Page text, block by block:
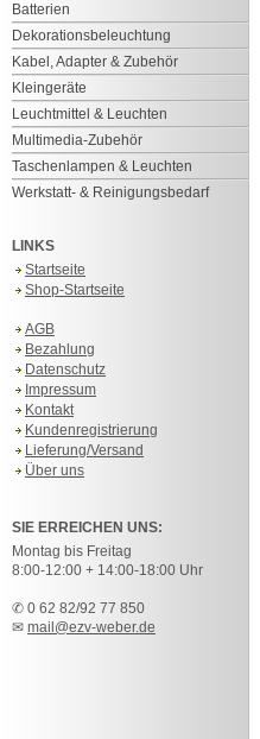
Batterien
Dekorationsbeleuchtung
Kabel, Adapter & Zubehör
Kleingeräte
Leuchtmittel & Leuchten
Multimedia-Zubehör
Taschenlampen & Leuchten
Werkstatt- & Reinigungsbedarf
LINKS
Startseite
Shop-Startseite
AGB
Bezahlung
Datenschutz
Impressum
Kontakt
Kundenregistrierung
Lieferung/Versand
Über uns
SIE ERREICHEN UNS:
Montag bis Freitag
8:00-12:00 + 14:00-18:00 Uhr
✆ 0 62 82/92 77 850
✉ mail@ezv-weber.de